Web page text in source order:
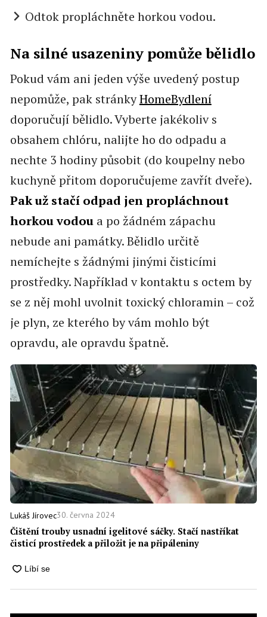
Odtok propláchněte horkou vodou.
Na silné usazeniny pomůže bělidlo
Pokud vám ani jeden výše uvedený postup
nepomůže, pak stránkyHomeBydlení
doporučují bělidlo. Vyberte jakékoliv s
obsahem chlóru, nalijte ho do odpadu a
nechte 3 hodiny působit (do koupelny nebo
kuchyně přitom doporučujeme zavřít dveře).
Pak už stačí odpad jen propláchnout
horkou vodoua po žádném zápachu
nebude ani památky. Bělidlo určitě
nemíchejte s žádnými jinými čisticími
prostředky. Například v kontaktu s octem by
se z něj mohl uvolnit toxický chloramin – což
je plyn, ze kterého by vám mohlo být
opravdu, ale opravdu špatně.
Lukáš Jírovec30. června 2024
Čištění trouby usnadní igelitové sáčky. Stačí nastříkat
čisticí prostředek a přiložit je na připáleniny